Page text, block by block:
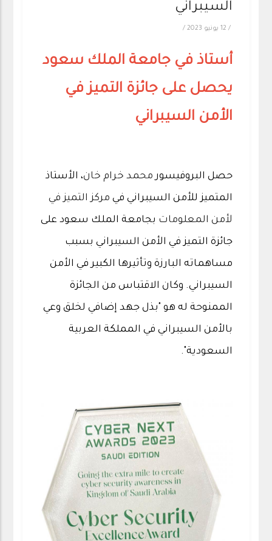
السيبراني
/ 12 يونيو 2023 /
أستاذ في جامعة الملك سعود
يحصل على جائزة التميز في
الأمن السيبراني
حصل البروفيسورمحمد خرام خان، الأستاذ
المتميز للأمن السيبراني في مركز التميز في
لأمن المعلومات بجامعة الملك سعود على
جائزة التميز في الأمن السيبراني بسبب
مساهماته البارزة وتأثيرها الكبير في الأمن
السيبراني. وكان الاقتباس من الجائزة
الممنوحة له هو "بذل جهد إضافي لخلق وعي
بالأمن السيبراني في المملكة العربية
السعودية".